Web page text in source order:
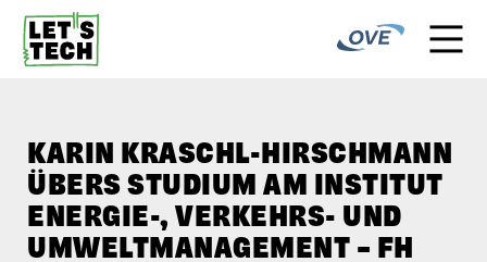
KARIN KRASCHL-HIRSCHMANN
ÜBERS STUDIUM AM INSTITUT
ENERGIE-, VERKEHRS- UND
UMWELTMANAGEMENT – FH